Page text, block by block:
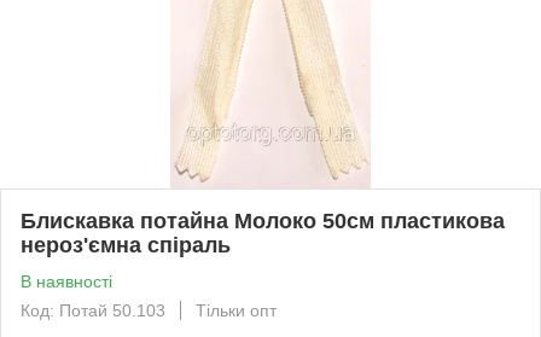
Блискавка потайна Молоко 50см пластикова
нероз'ємна спіраль
В наявності
Код: Потай 50.103
Тільки опт